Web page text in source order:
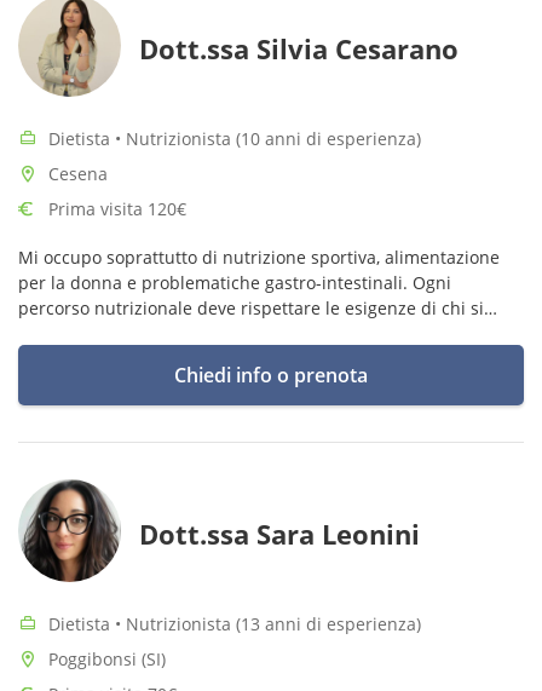
Dott.ssa Silvia Cesarano
Dietista • Nutrizionista (10 anni di esperienza)
Cesena
Prima visita 120€
Mi occupo soprattutto di nutrizione sportiva, alimentazione
per la donna e problematiche gastro-intestinali. Ogni
percorso nutrizionale deve rispettare le esigenze di chi si
Chiedi info o prenota
Dott.ssa Sara Leonini
Dietista • Nutrizionista (13 anni di esperienza)
Poggibonsi (SI)